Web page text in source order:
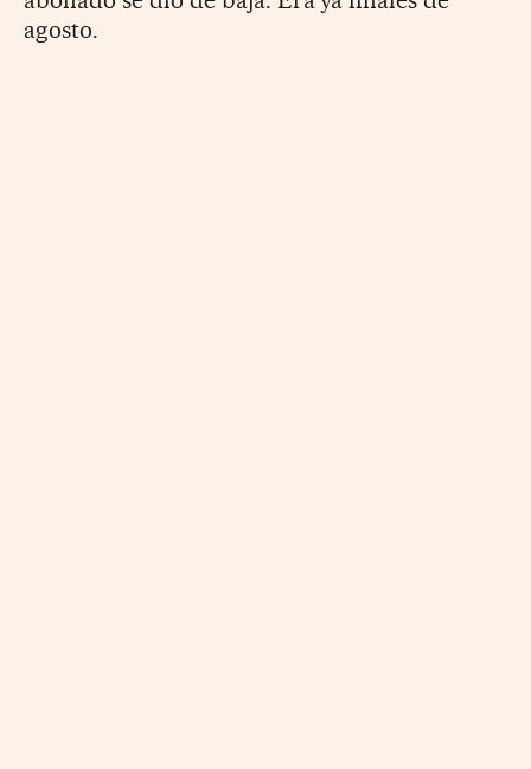
agosto.